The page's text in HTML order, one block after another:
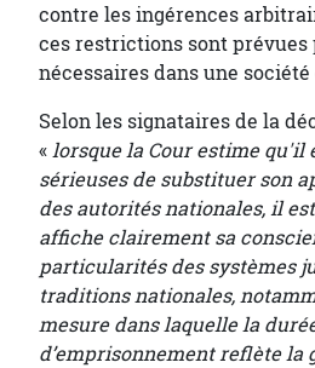
contre les ingérences
ces restrictions sont prévues
nécessaires dans une
Selon les signataires de la
«lorsque la Cour estime qu'il
sérieuses de substituer son
des autorités nationales, il
affiche clairement sa
particularités des systèmes
traditions nationales,
mesure dans laquelle la
d’emprisonnement reflète la